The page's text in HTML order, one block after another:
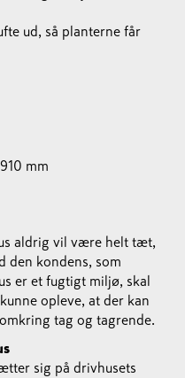
ud, så planterne får
mm
aldrig vil være helt tæt,
den kondens, som
er et fugtigt miljø, skal
opleve, at der kan
tag og tagrende.
sig på drivhusets